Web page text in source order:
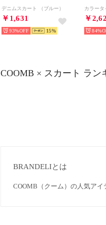
デニムスカート （ブルー）
￥1,631
93% 15
￥
84%
COOMB × スカート ラン
BRANDELIとは
COOMB（クーム）の人気アイ